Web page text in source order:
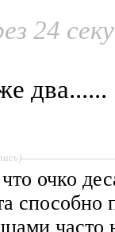
24
два......
очко
способно
часто